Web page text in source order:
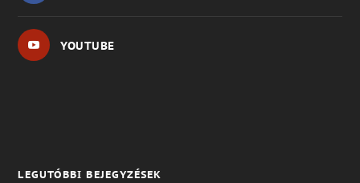
YOUTUBE
LEGUTÓBBI BEJEGYZÉSEK